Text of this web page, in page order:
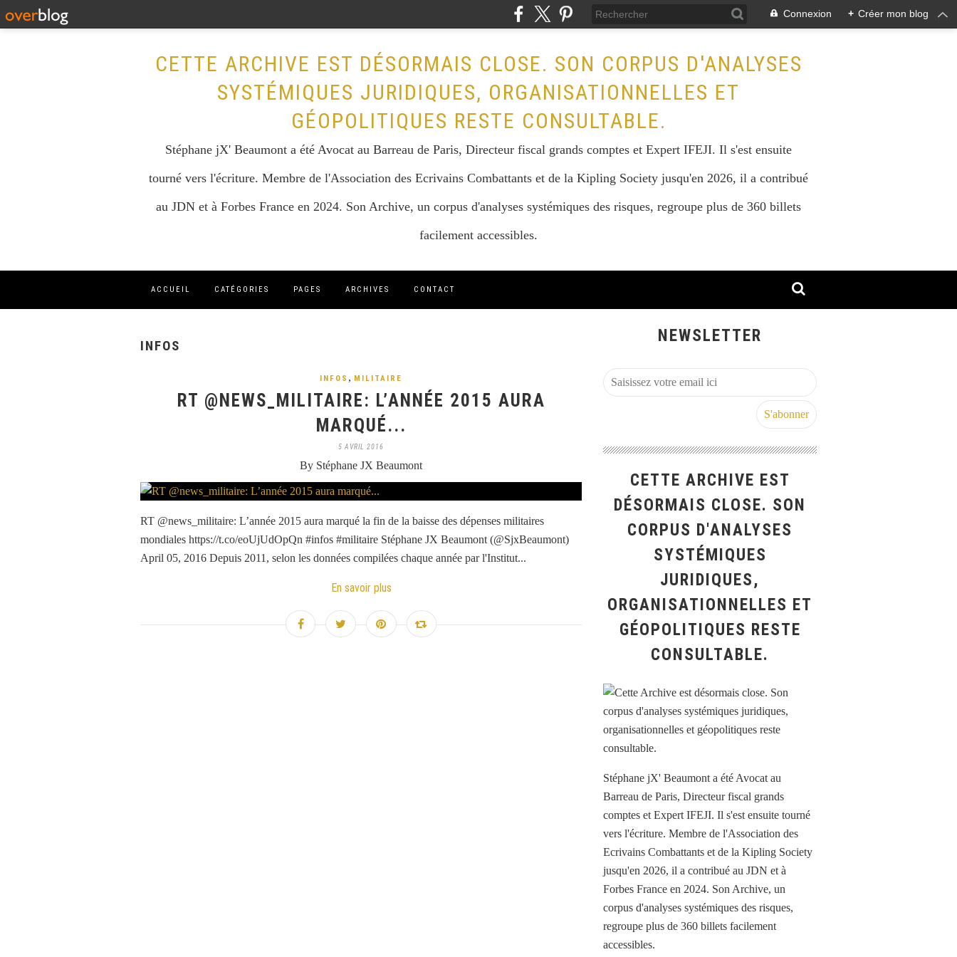
Connexion + Créer mon blog
CETTE ARCHIVE EST DÉSORMAIS CLOSE. SON CORPUS D'ANALYSES
SYSTÉMIQUES JURIDIQUES, ORGANISATIONNELLES ET
GÉOPOLITIQUES RESTE CONSULTABLE.
Stéphane jX' Beaumont a été Avocat au Barreau de Paris, Directeur fiscal grands comptes et Expert IFEJI. Il s'est ensuite
tourné vers l'écriture. Membre de l'Association des Ecrivains Combattants et de la Kipling Society jusqu'en 2026, il a contribué
au JDN et à Forbes France en 2024. Son Archive, un corpus d'analyses systémiques des risques, regroupe plus de 360 billets
facilement accessibles.
ACCUEIL CATÉGORIES PAGES ARCHIVES CONTACT
INFOS
INFOS , MILITAIRE
RT @NEWS_MILITAIRE: L’ANNÉE 2015 AURA
MARQUÉ...
5 AVRIL 2016
By Stéphane JX Beaumont
RT @news_militaire: L’année 2015 aura marqué la fin de la baisse des dépenses militaires
mondiales https://t.co/eoUjUdOpQn #infos #militaire Stéphane JX Beaumont (@SjxBeaumont)
April 05, 2016 Depuis 2011, selon les données compilées chaque année par l'Institut...
En savoir plus
NEWSLETTER
CETTE ARCHIVE EST
DÉSORMAIS CLOSE. SON
CORPUS D'ANALYSES
SYSTÉMIQUES
JURIDIQUES,
ORGANISATIONNELLES ET
GÉOPOLITIQUES RESTE
CONSULTABLE.
Stéphane jX' Beaumont a été Avocat au
Barreau de Paris, Directeur fiscal grands
comptes et Expert IFEJI. Il s'est ensuite tourné
vers l'écriture. Membre de l'Association des
Ecrivains Combattants et de la Kipling Society
jusqu'en 2026, il a contribué au JDN et à
Forbes France en 2024. Son Archive, un
corpus d'analyses systémiques des risques,
regroupe plus de 360 billets facilement
accessibles.